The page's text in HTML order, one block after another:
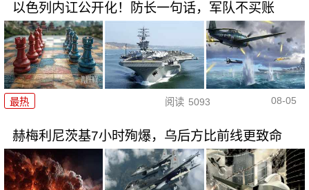
以色列内讧公开化！防长一句话，军队不买账
最热 阅读 5093 08-05
赫梅利尼茨基7小时殉爆，乌后方比前线更致命